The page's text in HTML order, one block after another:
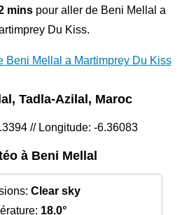
minspour aller de Beni Mellal a
Du Kiss.
Beni Mellal a Martimprey Du Kiss
Tadla-Azilal, Maroc
// Longitude: -6.36083
à Beni Mellal
Clear sky
18.0°